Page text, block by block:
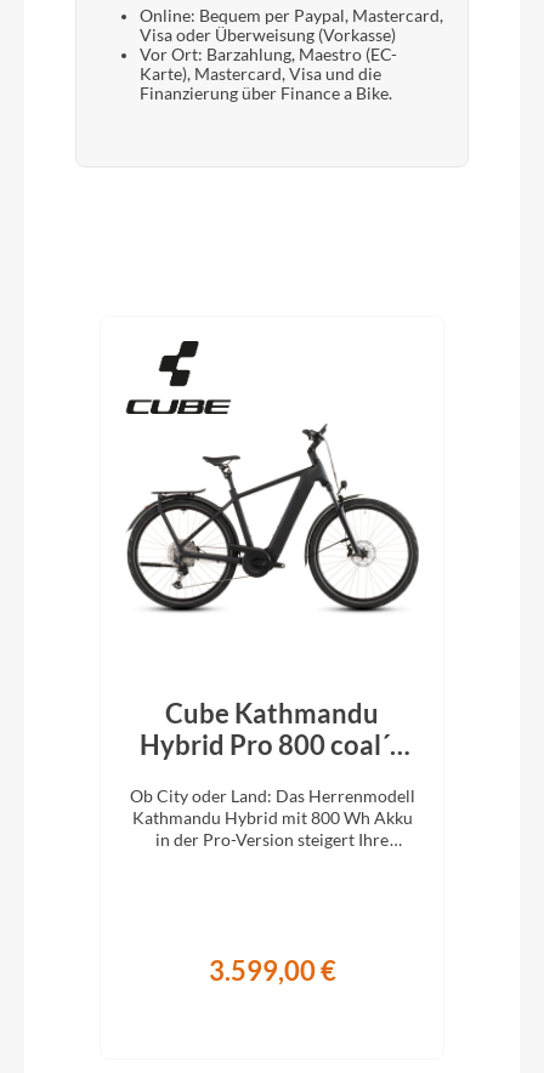
Online: Bequem per Paypal, Mastercard,
Visa oder Überweisung (Vorkasse)
Vor Ort: Barzahlung, Maestro (EC-
Karte), Mastercard, Visa und die
Finanzierung über Finance a Bike.
Cube Kathmandu
Hybrid Pro 800 coal´n
Ob City oder Land: Das Herrenmodell
Kathmandu Hybrid mit 800 Wh Akku
in der Pro-Version steigert Ihre
3.599,00 €